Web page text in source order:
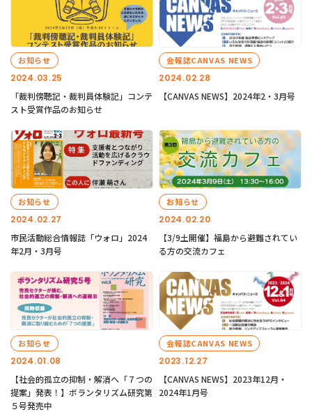
2024.03.25
お知らせ
「裁判傍聴記・裁判員体験記」コンテ
スト受賞作品のお知らせ
2024.02.28
会報誌CANVAS NEWS
【CANVAS NEWS】2024年2・3月号
2024.02.27
お知らせ
市民活動総合情報誌「ウォロ」2024
年2月・3月号
2024.02.20
お知らせ
【3/9土開催】福島から避難されてい
る方の交流カフェ
2024.01.08
お知らせ
【社会的孤立の抑制・解消へ「７つの
提案」発表！】ボランタリズム研究第
５号発売中
2023.12.27
会報誌CANVAS NEWS
【CANVAS NEWS】2023年12月・
2024年1月号